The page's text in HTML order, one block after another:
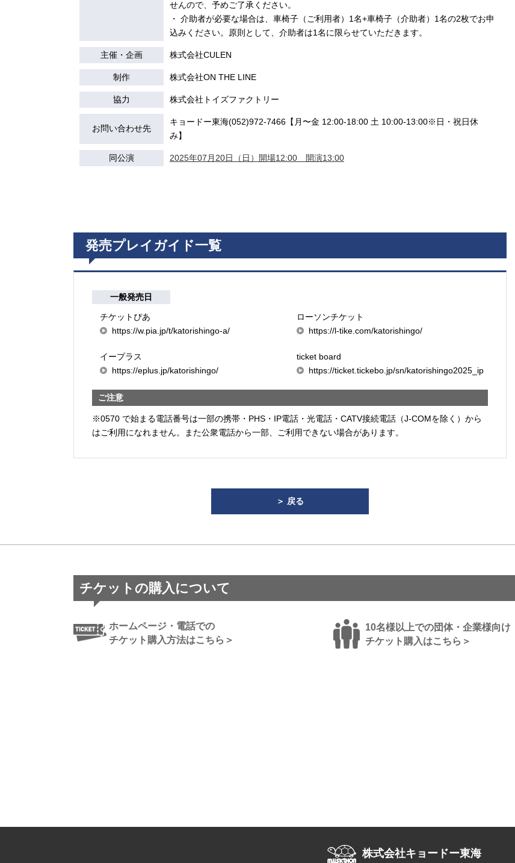
せんので、予めご了承ください。
・ 介助者が必要な場合は、車椅子（ご利用者）1名+車椅子（介助者）1名の2枚でお申
込みください。原則として、介助者は1名に限らせていただきます。
主催・企画 株式会社CULEN
制作 株式会社ON THE LINE
協力 株式会社トイズファクトリー
お問い合わせ先
キョードー東海(052)972-7466【月〜金 12:00-18:00 土 10:00-13:00※日・祝日休
み】
同公演 2025年07月20日（日）開場12:00 開演13:00
発売プレイガイド一覧
一般発売日
チケットぴあ
https://w.pia.jp/t/katorishingo-a/
ローソンチケット
https://l-tike.com/katorishingo/
イープラス
https://eplus.jp/katorishingo/
ticket board
https://ticket.tickebo.jp/sn/katorishingo2025_ip
ご注意
※0570 で始まる電話番号は一部の携帯・PHS・IP電話・光電話・CATV接続電話（J-COMを除く）から
はご利用になれません。また公衆電話から一部、ご利用できない場合があります。
＞ 戻る
チケットの購入について
ホームページ・電話での
チケット購入方法はこちら＞
10名様以上での団体・企業様向け
チケット購入はこちら＞
株式会社キョードー東海